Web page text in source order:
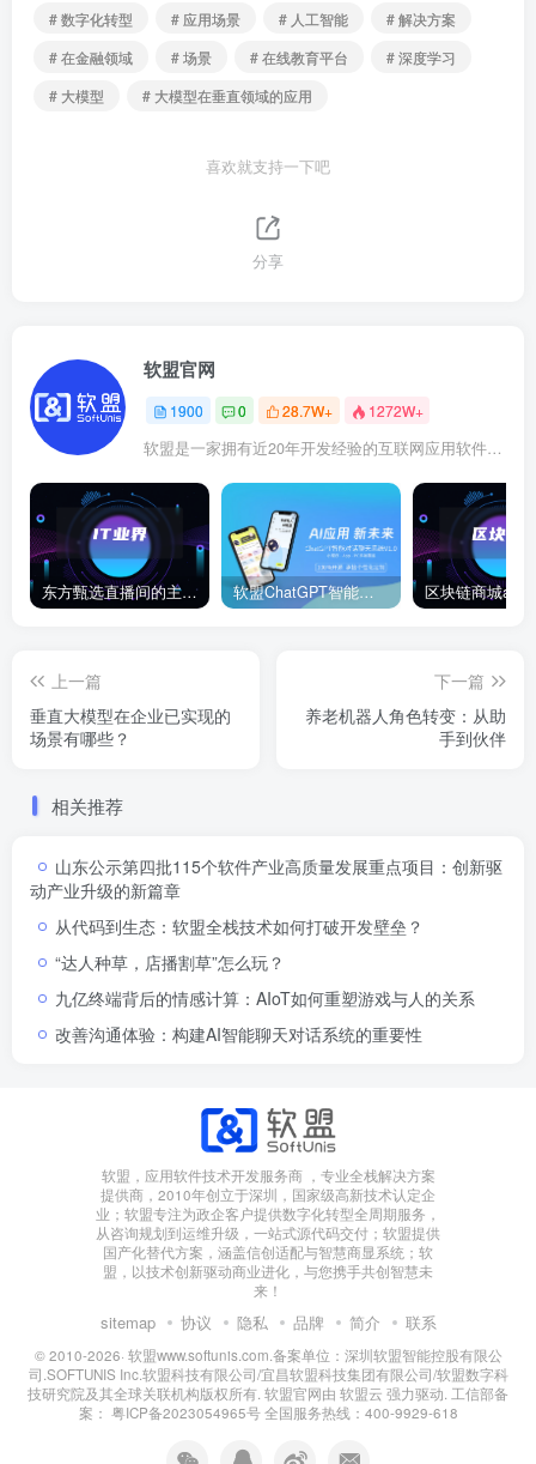
# 数字化转型
# 应用场景 # 人工智能
# 解决方案
# 在金融领域
# 场景 # 在线教育平台
# 深度学习
# 大模型
# 大模型在垂直领域的应用
喜欢就支持一下吧
分享
软盟官网
1900 0 28.7W+ 1272W+
软盟是一家拥有近20年开发经验的互联网应用软件开发商，软盟专注于新商业模式数字化技术服务！
东方甄选直播间的主播董宇辉在卖玉米时称“918是好日子”，此事引发网络热议。 软盟ChatGPT智能聊天对话系统
上一篇
垂直大模型在企业已实现的
场景有哪些？
下一篇
养老机器人角色转变：从助
手到伙伴
相关推荐
山东公示第四批115个软件产业高质量发展重点项目：创新驱
动产业升级的新篇章
从代码到生态：软盟全栈技术如何打破开发壁垒？
“达人种草，店播割草”怎么玩？
九亿终端背后的情感计算：AIoT如何重塑游戏与人的关系
改善沟通体验：构建AI智能聊天对话系统的重要性
软盟，应用软件技术开发服务商 ，专业全栈解决方案
提供商，2010年创立于深圳，国家级高新技术认定企
业；软盟专注为政企客户提供数字化转型全周期服务，
从咨询规划到运维升级，一站式源代码交付；软盟提供
国产化替代方案，涵盖信创适配与智慧商显系统；软
盟，以技术创新驱动商业进化，与您携手共创智慧未
来！
sitemap 协议 隐私 品牌 简介 联系
© 2010-2026· 软盟www.softunis.com.备案单位：深圳软盟智能控股有限公
司.SOFTUNIS Inc.软盟科技有限公司/宜昌软盟科技集团有限公司/软盟数字科
技研究院及其全球关联机构版权所有 . 软盟官网由 软盟云 强力驱动. 工信部备
案： 粤ICP备2023054965号全国服务热线：400-9929-618